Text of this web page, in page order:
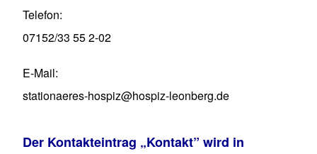
Telefon
07152/33 55 2-02
E-Mail
stationaeres-hospiz@hospiz-leonberg.de
Der Kontakteintrag „Kontakt” wird in